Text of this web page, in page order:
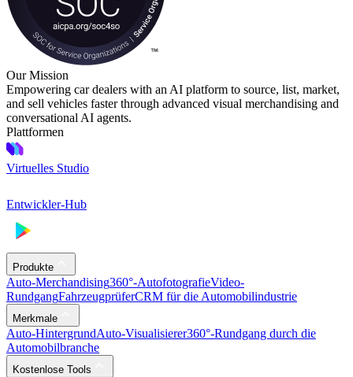
Our Mission
Empowering car dealers with an AI platform to source, list, market,
and sell vehicles faster through advanced visual merchandising and
conversational AI agents.
Plattformen
Virtuelles Studio
Entwickler-Hub
Produkte
Auto-Merchandising360°-AutofotografieVideo-
RundgangFahrzeugprüferCRM für die Automobilindustrie
Merkmale
Auto-HintergrundAuto-Visualisierer360°-Rundgang durch die
Automobilbranche
Kostenlose Tools